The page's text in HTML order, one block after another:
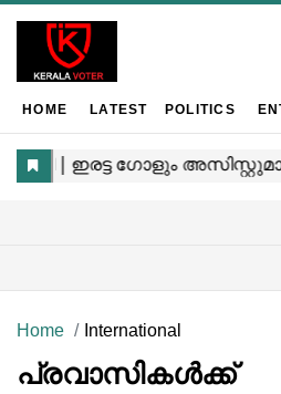
HOME LATEST POLITICS
Home International
പ്രവാസികൾക്ക്